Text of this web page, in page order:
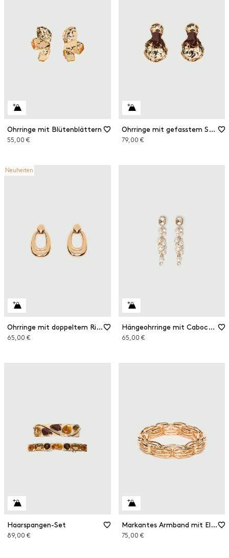
Ohrringe mit Blütenblättern
55,00 €
Ohrringe mit gefasstem Stein
79,00 €
Neuheiten
Ohrringe mit doppeltem Ring
65,00 €
Hängeohrringe mit Cabochon-Kristallen
65,00 €
Haarspangen-Set
89,00 €
Markantes Armband mit Elastikband
75,00 €